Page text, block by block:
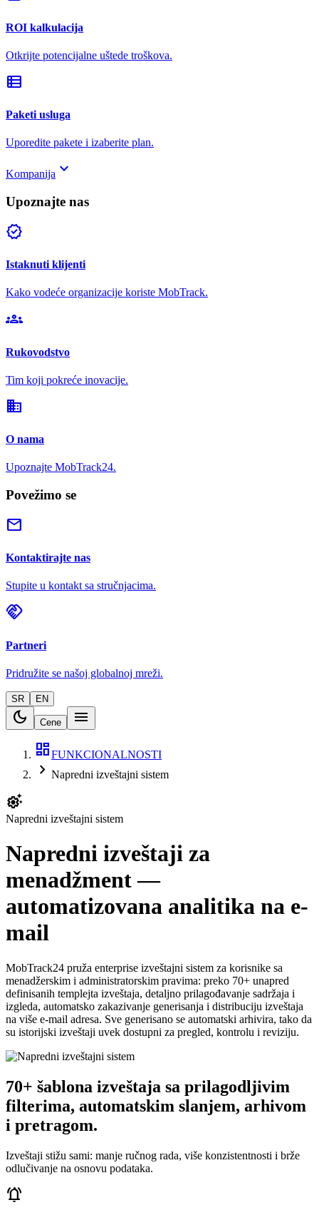
ROI kalkulacija
Otkrijte potencijalne uštede troškova.
view_list
Paketi usluga
Uporedite pakete i izaberite plan.
Kompanija keyboard_arrow_down
Upoznajte nas
verified
Istaknuti klijenti
Kako vodeće organizacije koriste MobTrack.
groups
Rukovodstvo
Tim koji pokreće inovacije.
domain
O nama
Upoznajte MobTrack24.
Povežimo se
mail
Kontaktirajte nas
Stupite u kontakt sa stručnjacima.
handshake
Partneri
Pridružite se našoj globalnoj mreži.
SR EN
dark_mode Cene
menu
dashboardFUNKCIONALNOSTI
chevron_right Napredni izveštajni sistem
settings_suggest
Napredni izveštajni sistem
Napredni izveštaji za
menadžment —
automatizovana analitika na e-
mail
MobTrack24 pruža enterprise izveštajni sistem za korisnike sa
menadžerskim i administratorskim pravima: preko 70+ unapred
definisanih templejta izveštaja, detaljno prilagođavanje sadržaja i
izgleda, automatsko zakazivanje generisanja i distribuciju izveštaja
na više e-mail adresa. Sve generisano se automatski arhivira, tako da
su istorijski izveštaji uvek dostupni za pregled, kontrolu i reviziju.
70+ šablona izveštaja sa prilagodljivim
filterima, automatskim slanjem, arhivom
i pretragom.
Izveštaji stižu sami: manje ručnog rada, više konzistentnosti i brže
odlučivanje na osnovu podataka.
notifications_active